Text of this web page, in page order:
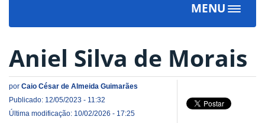
MENU
Toggle
Aniel Silva de Morais
por Caio César de Almeida Guimarães
Publicado: 12/05/2023 - 11:32
Última modificação: 10/02/2026 - 17:25